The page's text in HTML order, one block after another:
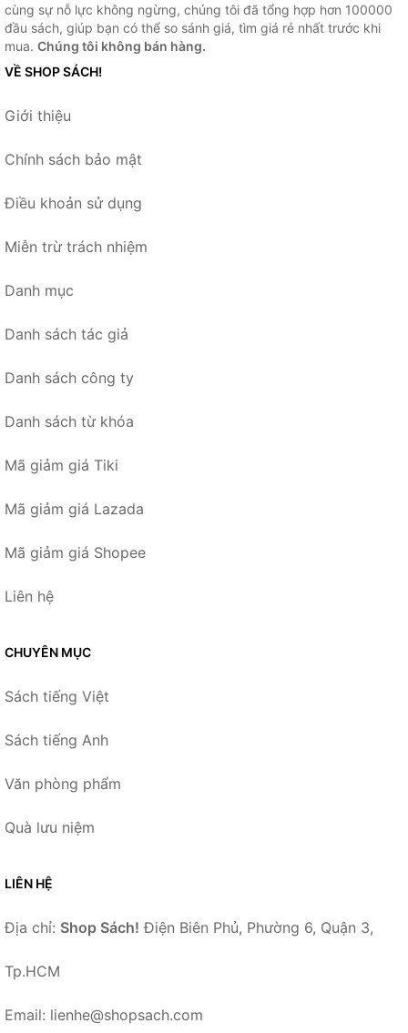
cùng sự nỗ lực không ngừng, chúng tôi đã tổng hợp hơn 100000
đầu sách, giúp bạn có thể so sánh giá, tìm giá rẻ nhất trước khi
mua. Chúng tôi không bán hàng.
VỀ SHOP SÁCH!
Giới thiệu
Chính sách bảo mật
Điều khoản sử dụng
Miễn trừ trách nhiệm
Danh mục
Danh sách tác giả
Danh sách công ty
Danh sách từ khóa
Mã giảm giá Tiki
Mã giảm giá Lazada
Mã giảm giá Shopee
Liên hệ
CHUYÊN MỤC
Sách tiếng Việt
Sách tiếng Anh
Văn phòng phẩm
Quà lưu niệm
LIÊN HỆ
Địa chỉ: Shop Sách! Điện Biên Phủ, Phường 6, Quận 3,
Tp.HCM
Email: lienhe@shopsach.com